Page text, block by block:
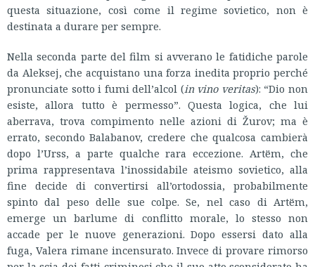
questa situazione, così come il regime sovietico, non è
destinata a durare per sempre.
Nella seconda parte del film si avverano le fatidiche parole
da Aleksej, che acquistano una forza inedita proprio perché
pronunciate sotto i fumi dell’alcol (in vino veritas): “Dio non
esiste, allora tutto è permesso”. Questa logica, che lui
aberrava, trova compimento nelle azioni di Žurov; ma è
errato, secondo Balabanov, credere che qualcosa cambierà
dopo l’Urss, a parte qualche rara eccezione. Artёm, che
prima rappresentava l’inossidabile ateismo sovietico, alla
fine decide di convertirsi all’ortodossia, probabilmente
spinto dal peso delle sue colpe. Se, nel caso di Artёm,
emerge un barlume di conflitto morale, lo stesso non
accade per le nuove generazioni. Dopo essersi dato alla
fuga, Valera rimane incensurato. Invece di provare rimorso